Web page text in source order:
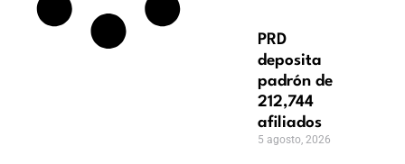
PRD
deposita
padrón de
212,744
afiliados
5 agosto, 2026